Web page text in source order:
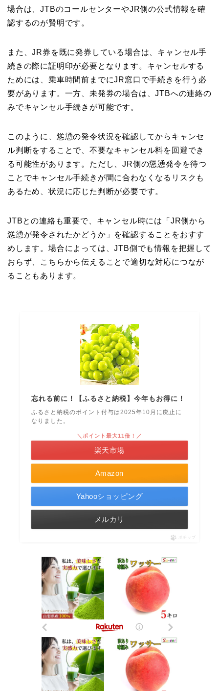
場合は、JTBのコールセンターやJR側の公式情報を確
認するのが賢明です。
また、JR券を既に発券している場合は、キャンセル手
続きの際に証明印が必要となります。キャンセルする
ためには、乗車時間前までにJR窓口で手続きを行う必
要があります。一方、未発券の場合は、JTBへの連絡の
みでキャンセル手続きが可能です。
このように、慫慂の発令状況を確認してからキャンセ
ル判断をすることで、不要なキャンセル料を回避でき
る可能性があります。ただし、JR側の慫慂発令を待つ
ことでキャンセル手続きが間に合わなくなるリスクも
あるため、状況に応じた判断が必要です。
JTBとの連絡も重要で、キャンセル時には「JR側から
慫慂が発令されたかどうか」を確認することをおすす
めします。場合によっては、JTB側でも情報を把握して
おらず、こちらから伝えることで適切な対応につなが
ることもあります。
忘れる前に！【ふるさと納税】今年もお得に！
ふるさと納税のポイント付与は2025年10月に廃止に
なりました。
Amazon
＼ポイント最大11倍！／
楽天市場
Yahooショッピング
メルカリ
ポチップ